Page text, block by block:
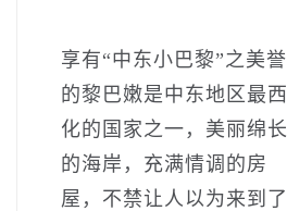
享有“中东小巴黎”之美誉
的黎巴嫩是中东地区最西
化的国家之一，美丽绵长
的海岸，充满情调的房
屋，不禁让人以为来到了